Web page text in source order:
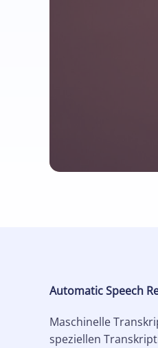
Automatic Speech
Maschinelle
speziellen